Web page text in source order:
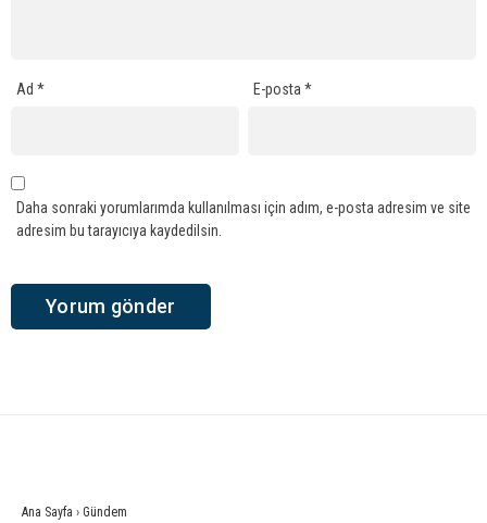
Ad * E-posta*
Daha sonraki yorumlarımda kullanılması için adım, e-posta adresim ve site
adresim bu tarayıcıya kaydedilsin.
Ana Sayfa › Gündem